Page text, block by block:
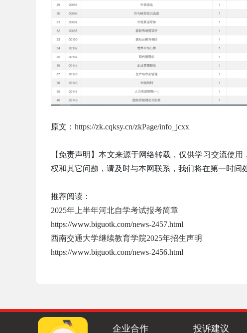
原文： https://zk.cqksy.cn/zkPage/info_jcxx
【免责声明】本文来源于网络转载，仅供学习交流使
权和其它问题，请及时与本网联系，我们将在第一时间
推荐阅读：
2025年上半年河北自学考试报考简章
https://www.biguotk.com/news-2457.html
西南交通大学继续教育学院2025年招生声明
https://www.biguotk.com/news-2456.html
企业合作 投诉建议